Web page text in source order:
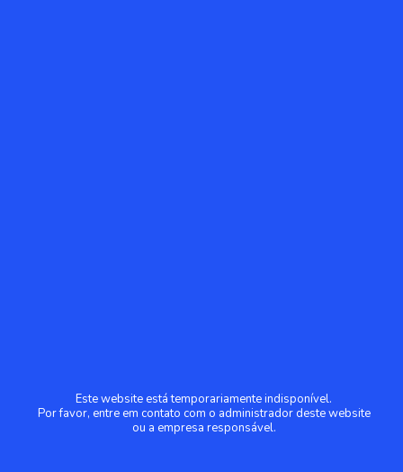
Este website está temporariamente indisponível.
Por favor, entre em contato com o administrador deste website
ou a empresa responsável.